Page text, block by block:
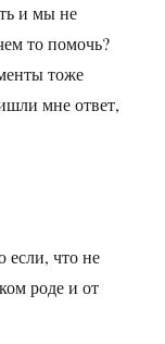
и мы не
то помочь?
тоже
мне ответ,
если, что не
роде и от